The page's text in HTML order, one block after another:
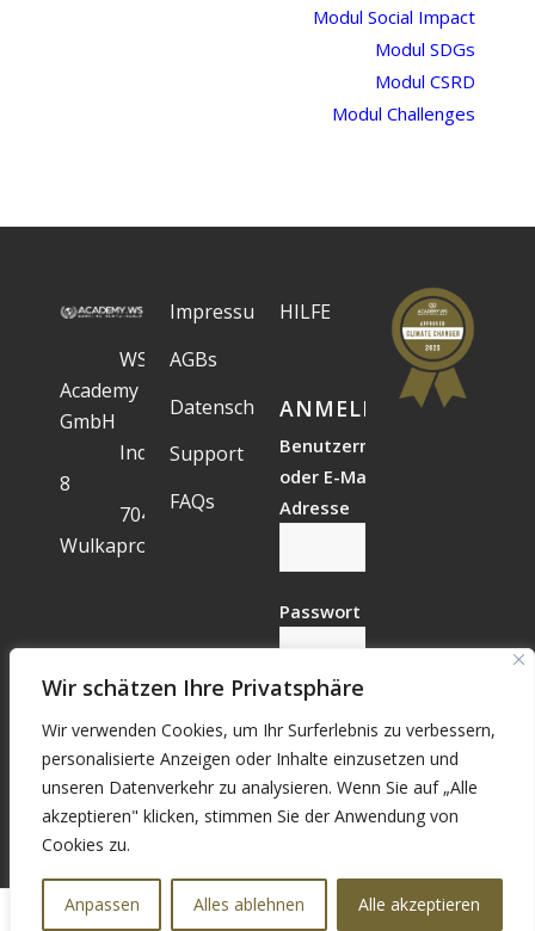
Wir schätzen Ihre Privatsphäre
Wir verwenden Cookies, um Ihr Surferlebnis zu verbessern,
personalisierte Anzeigen oder Inhalte einzusetzen und
unseren Datenverkehr zu analysieren. Wenn Sie auf „Alle
akzeptieren" klicken, stimmen Sie der Anwendung von
Cookies zu.
Anpassen Alles ablehnen Alle akzeptieren
Modul Social Impact
Modul SDGs
Modul CSRD
Modul Challenges
WS
Academy
GmbH
Industriegelände
8
7041
Wulkaprodersdorf
Impressum
AGBs
Datenschutz
Support
FAQs
HILFE
ANMELDESTATUS
Benutzername
oder E-Mail-
Adresse
Passwort
Vergessen?
Registrieren